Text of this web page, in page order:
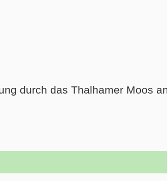
durch das Thalhamer Moos